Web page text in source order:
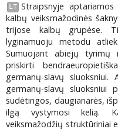
LT Straipsnyje
kalbų veiksmažodinės
trijose kalbų grupėse.
lyginamuoju metodu
Sumuojant abiejų tyrimų
priskirti
germanų-slavų sluoksniui.
germanų-slavų sluoksniui
sudėtingos, daugianarės,
ilgą vystymosi kelią.
veiksmažodžių struktūriniai